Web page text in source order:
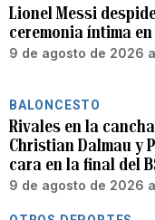
Lionel Messi
ceremonia íntima
9 de agosto de 2026
BALONCESTO
Rivales en la
Christian Dalmau y
cara en la final del
9 de agosto de 2026